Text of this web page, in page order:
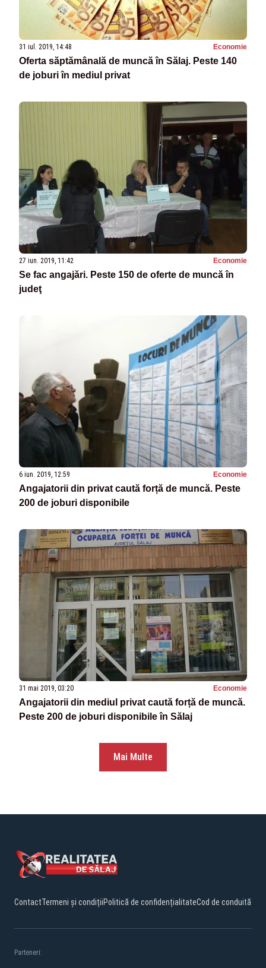
31 iul. 2019, 14:48 Economie
Oferta săptămânală de muncă în Sălaj. Peste 140
de joburi în mediul privat
27 iun. 2019, 11:42 Economie
Se fac angajări. Peste 150 de oferte de muncă în
judeţ
6 iun. 2019, 12:59 Economie
Angajatorii din privat caută forță de muncă. Peste
200 de joburi disponibile
31 mai 2019, 03:20 Economie
Angajatorii din mediul privat caută forță de muncă.
Peste 200 de joburi disponibile în Sălaj
Mai Multe
ContactTermeni și condițiiPolitică de confidențialitateCod de conduită
Parteneri: